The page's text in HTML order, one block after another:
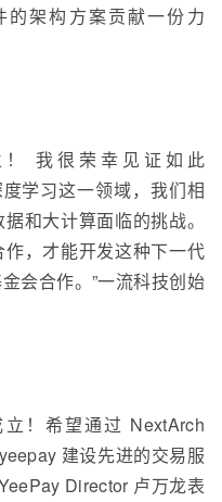
的架构方案贡献一份力
！ 我很荣幸见证如此
学习这一领域，我们相
和大计算面临的挑战。
，才能开发这种下一代
会合作。”一流科技创始
！希望通过 NextArch
建设先进的交易服
Director 卢万龙表